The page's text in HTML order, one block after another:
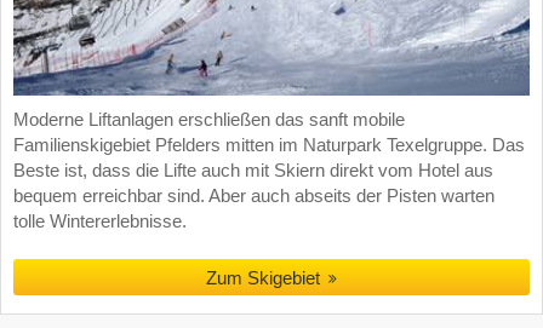
Moderne Liftanlagen erschließen das sanft mobile
Familienskigebiet Pfelders mitten im Naturpark Texelgruppe. Das
Beste ist, dass die Lifte auch mit Skiern direkt vom Hotel aus
bequem erreichbar sind. Aber auch abseits der Pisten warten
tolle Wintererlebnisse.
Zum Skigebiet